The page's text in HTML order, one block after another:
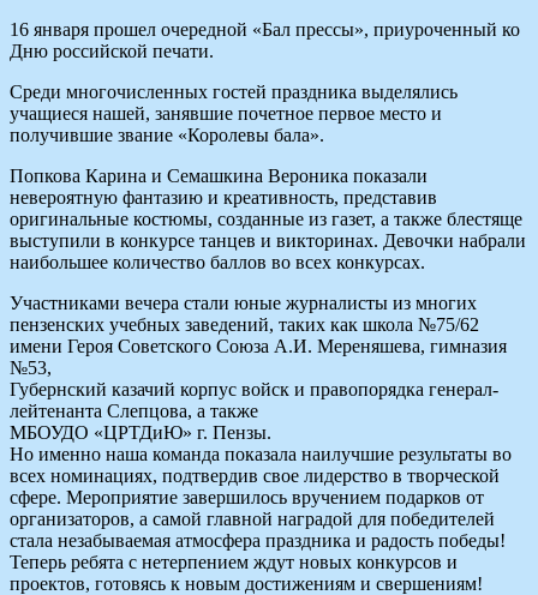
16 января прошел очередной «Бал прессы», приуроченный ко
Дню российской печати.
Среди многочисленных гостей праздника выделялись
учащиеся нашей, занявшие почетное первое место и
получившие звание «Королевы бала».
Попкова Карина и Семашкина Вероника показали
невероятную фантазию и креативность, представив
оригинальные костюмы, созданные из газет, а также блестяще
выступили в конкурсе танцев и викторинах. Девочки набрали
наибольшее количество баллов во всех конкурсах.
Участниками вечера стали юные журналисты из многих
пензенских учебных заведений, таких как школа №75/62
имени Героя Советского Союза А.И. Мереняшева, гимназия
№53,
Губернский казачий корпус войск и правопорядка генерал-
лейтенанта Слепцова, а также
МБОУДО «ЦРТДиЮ» г. Пензы.
Но именно наша команда показала наилучшие результаты во
всех номинациях, подтвердив свое лидерство в творческой
сфере. Мероприятие завершилось вручением подарков от
организаторов, а самой главной наградой для победителей
стала незабываемая атмосфера праздника и радость победы!
Теперь ребята с нетерпением ждут новых конкурсов и
проектов, готовясь к новым достижениям и свершениям!